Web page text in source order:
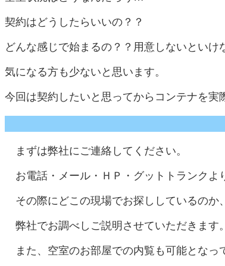
契約はどうしたらいいの？？
どんな感じで始まるの？？用意しないとい
気になる方も少ないと思います。
今回は契約したいと思ってからコンテナを実
まずは弊社にご連絡してください。
お電話・メール・ＨＰ・グットトランクよ
その際にどこの現場でお探ししているのか
弊社でお調べしご説明させていただきます。
また、空室のお部屋での内覧も可能となっ